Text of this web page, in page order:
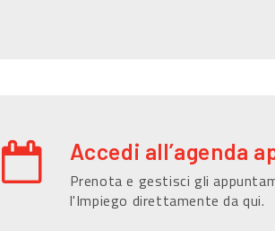
Accedi all’agenda
Prenota e gestisci gli
l'Impiego direttamente da qui.